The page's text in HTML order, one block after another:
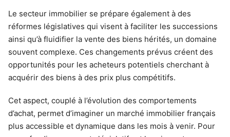
Le secteur immobilier se prépare également à des
réformes législatives qui visent à faciliter les successions
ainsi qu’à fluidifier la vente des biens hérités, un domaine
souvent complexe. Ces changements prévus créent des
opportunités pour les acheteurs potentiels cherchant à
acquérir des biens à des prix plus compétitifs.
Cet aspect, couplé à l’évolution des comportements
d’achat, permet d’imaginer un marché immobilier français
plus accessible et dynamique dans les mois à venir. Pour